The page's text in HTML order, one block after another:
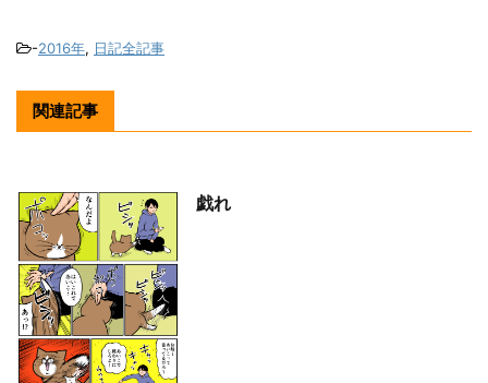
-2016年, 日記全記事
関連記事
戯れ